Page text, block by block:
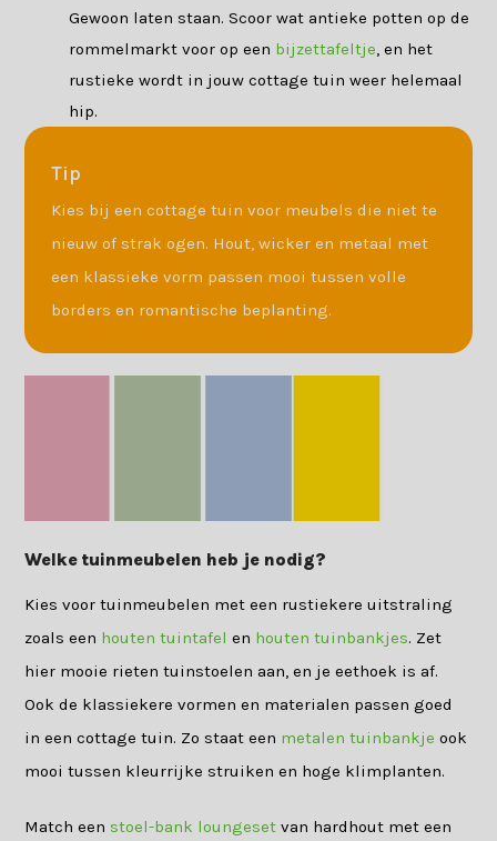
Gewoon laten staan. Scoor wat antieke potten op de
rommelmarkt voor op een bijzettafeltje , en het
rustieke wordt in jouw cottage tuin weer helemaal
hip.
Tip
Kies bij een cottage tuin voor meubels die niet te
nieuw of strak ogen. Hout, wicker en metaal met
een klassieke vorm passen mooi tussen volle
borders en romantische beplanting.
Welke tuinmeubelen heb je nodig?
Kies voor tuinmeubelen met een rustiekere uitstraling
zoals een houten tuintafel en houten tuinbankjes. Zet
hier mooie rieten tuinstoelen aan, en je eethoek is af.
Ook de klassiekere vormen en materialen passen goed
in een cottage tuin. Zo staat een metalen tuinbankje ook
mooi tussen kleurrijke struiken en hoge klimplanten.
Match een stoel-bank loungeset van hardhout met een